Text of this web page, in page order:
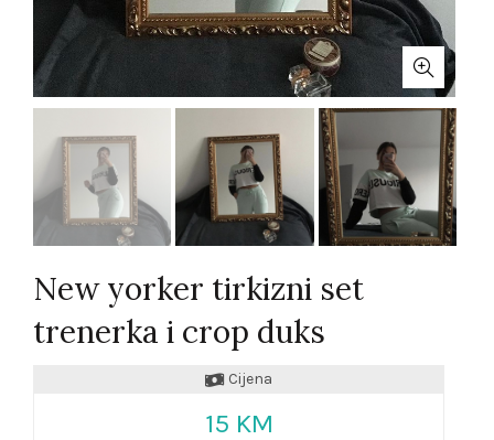
New yorker tirkizni set
trenerka i crop duks
Cijena
15 KM